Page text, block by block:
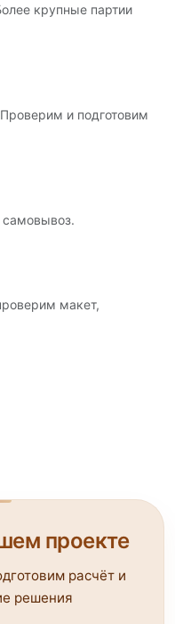
крупные партии
и подготовим
самовывоз.
макет,
проекте
расчёт и
решения